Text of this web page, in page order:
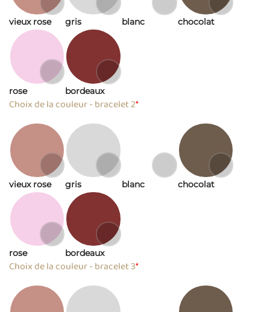
vieux rose gris blanc chocolat
rose bordeaux
*
Choix de la couleur - bracelet 2
vieux rose gris blanc chocolat
rose bordeaux
*
Choix de la couleur - bracelet 3